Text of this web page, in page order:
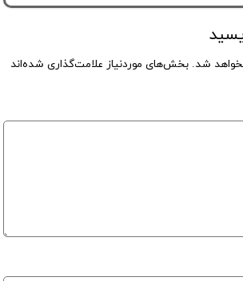
شد. بخش‌های موردنیاز علامت‌گذاری شده‌اند